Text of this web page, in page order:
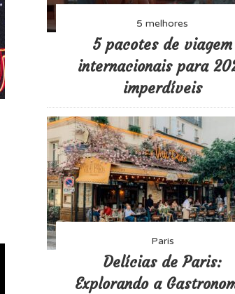
5 melhores
5 pacotes de viagem
internacionais para
imperdíveis
Paris
Delícias de Paris:
Explorando a